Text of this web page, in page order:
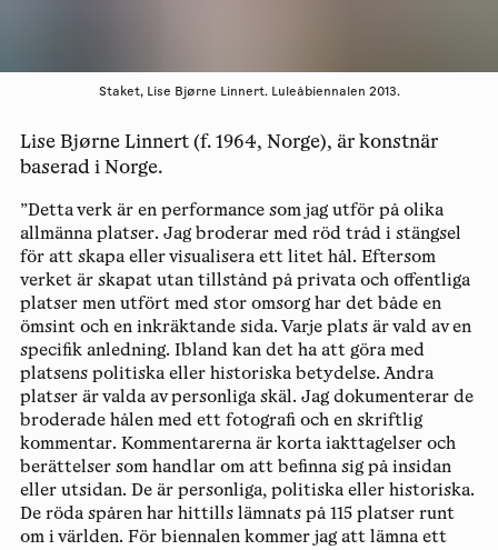
Staket, Lise Bjørne Linnert. Luleåbiennalen 2013.
Lise Bjørne Linnert (f. 1964, Norge), är konstnär
baserad i Norge.
”Detta verk är en performance som jag utför på olika
allmänna platser. Jag broderar med röd tråd i stängsel
för att skapa eller visualisera ett litet hål. Eftersom
verket är skapat utan tillstånd på privata och offentliga
platser men utfört med stor omsorg har det både en
ömsint och en inkräktande sida. Varje plats är vald av en
specifik anledning. Ibland kan det ha att göra med
platsens politiska eller historiska betydelse. Andra
platser är valda av personliga skäl. Jag dokumenterar de
broderade hålen med ett fotografi och en skriftlig
kommentar. Kommentarerna är korta iakttagelser och
berättelser som handlar om att befinna sig på insidan
eller utsidan. De är personliga, politiska eller historiska.
De röda spåren har hittills lämnats på 115 platser runt
om i världen. För biennalen kommer jag att lämna ett